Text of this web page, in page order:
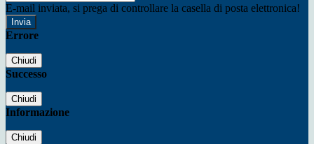
E-mail inviata, si prega di controllare la casella di posta elettronica!
Errore
Chiudi
Successo
Chiudi
Informazione
Chiudi